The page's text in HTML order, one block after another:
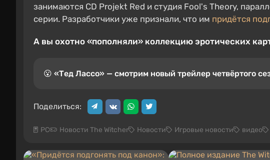
занимаются CD Projekt Red и студия Fool's Theory,
серии. Разработчики уже признали, что им придётся
А вы охотно «пополняли» коллекцию эротических
😮 «Тед Лассо» — смотрим новый трейлер четвёртого
Поделиться:
PC Новости The Witcher Новости Игровые новости видео